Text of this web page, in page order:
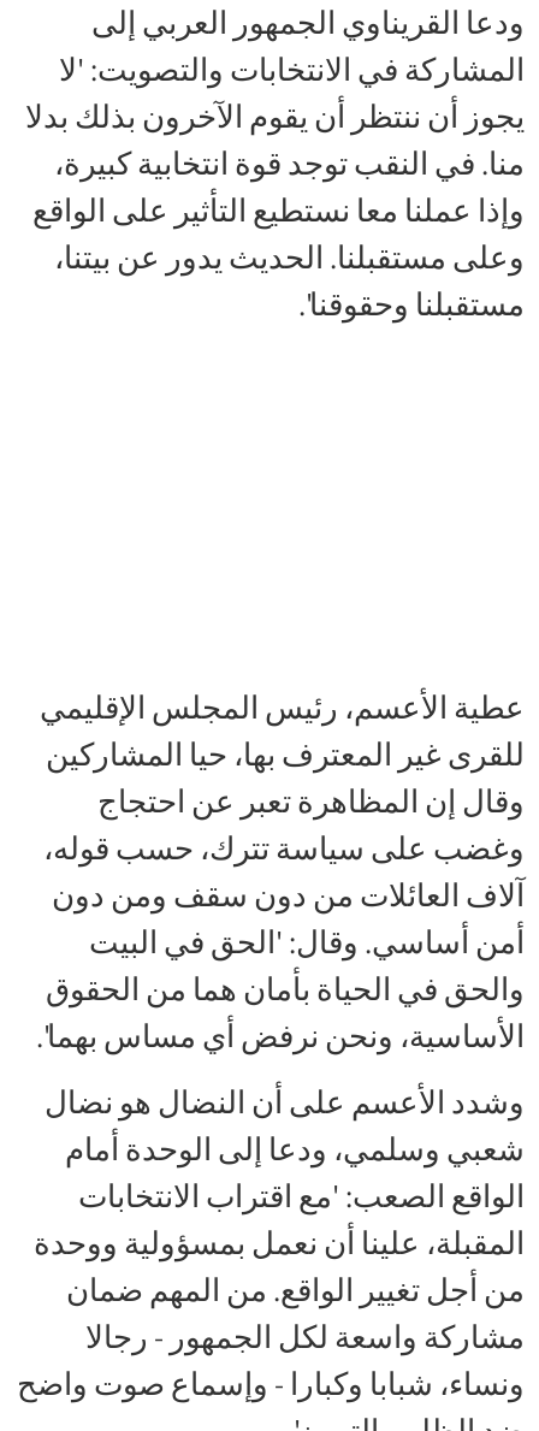
ودعا القريناوي الجمهور العربي إلى
المشاركة في الانتخابات والتصويت: 'لا
يجوز أن ننتظر أن يقوم الآخرون بذلك بدلا
منا. في النقب توجد قوة انتخابية كبيرة،
وإذا عملنا معا نستطيع التأثير على الواقع
وعلى مستقبلنا. الحديث يدور عن بيتنا،
مستقبلنا وحقوقنا'.
عطية الأعسم، رئيس المجلس الإقليمي
للقرى غير المعترف بها، حيا المشاركين
وقال إن المظاهرة تعبر عن احتجاج
وغضب على سياسة تترك، حسب قوله،
آلاف العائلات من دون سقف ومن دون
أمن أساسي. وقال: 'الحق في البيت
والحق في الحياة بأمان هما من الحقوق
الأساسية، ونحن نرفض أي مساس بهما'.
وشدد الأعسم على أن النضال هو نضال
شعبي وسلمي، ودعا إلى الوحدة أمام
الواقع الصعب: 'مع اقتراب الانتخابات
المقبلة، علينا أن نعمل بمسؤولية ووحدة
من أجل تغيير الواقع. من المهم ضمان
مشاركة واسعة لكل الجمهور - رجالا
ونساء، شبابا وكبارا - وإسماع صوت واضح